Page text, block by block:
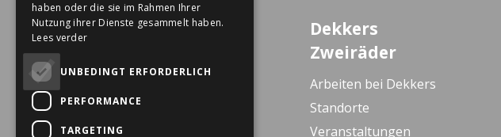
Erlebniszentrum
De Gagel 12
E-bike Store Vlodrop
Dekkers
Zweiräder
Arbeiten bei Dekkers
Standorte
Veranstaltungen
haben oder die sie im Rahmen Ihrer
Nutzung ihrer Dienste gesammelt haben.
Lees verder
UNBEDINGT ERFORDERLICH
PERFORMANCE
TARGETING